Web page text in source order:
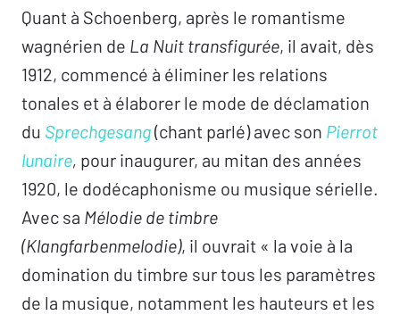
Quant à Schoenberg, après le romantisme
wagnérien de La Nuit transfigurée, il avait, dès
1912, commencé à éliminer les relations
tonales et à élaborer le mode de déclamation
du Sprechgesang(chant parlé) avec son Pierrot
lunaire, pour inaugurer, au mitan des années
1920, le dodécaphonisme ou musique sérielle.
Avec sa Mélodie de timbre
(Klangfarbenmelodie), il ouvrait « la voie à la
domination du timbre sur tous les paramètres
de la musique, notamment les hauteurs et les